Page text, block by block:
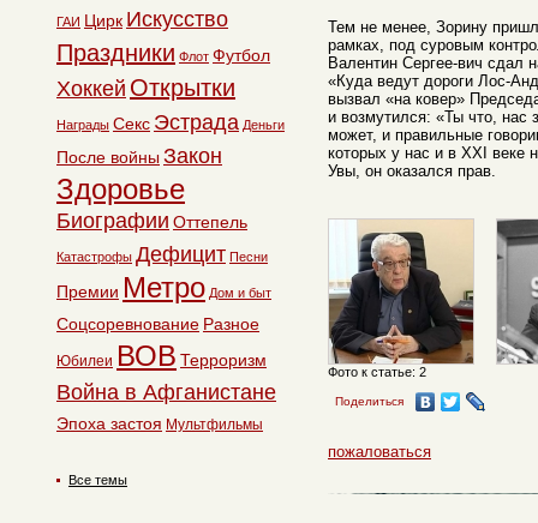
Тем не менее, Зорину
рамках, под суровым
Валентин Сергее-вич сдал
«Куда ведут дороги Лос-
вызвал «на ковер»
и возмутился: «Ты что,
может, и правильные
которых у нас и в ХХI веке
Увы, он оказался прав.
Фото к статье: 2
Поделиться
пожаловаться
ГАИ Цирк Искусство
Праздники Флот Футбол
Хоккей Открытки
Награды Секс Эстрада Деньги
После войны Закон
Здоровье
Биографии Оттепель
Катастрофы Дефицит Песни
Премии Метро Дом и быт
Соцсоревнование Разное
Юбилеи ВОВ Терроризм
Война в Афганистане
Эпоха застоя Мультфильмы
Все темы